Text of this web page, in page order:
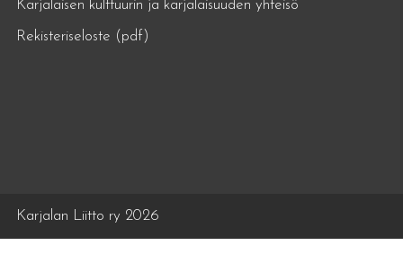
Karjalaisen kulttuurin ja karjalaisuuden yhteisö
Rekisteriseloste (pdf)
Karjalan Liitto ry 2026